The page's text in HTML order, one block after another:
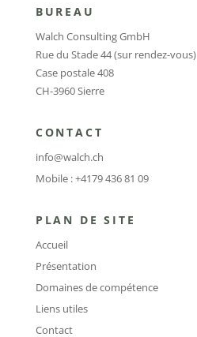
BUREAU
Walch Consulting GmbH
Rue du Stade 44 (sur rendez-vous)
Case postale 408
CH-3960 Sierre
CONTACT
info@walch.ch
Mobile : +4179 436 81 09
PLAN DE SITE
Accueil
Présentation
Domaines de compétence
Liens utiles
Contact